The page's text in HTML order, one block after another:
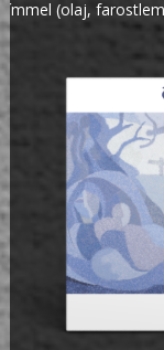
címmel (olaj,